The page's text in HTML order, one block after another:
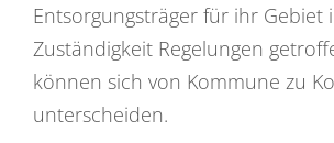
Entsorgungsträger für ihr Gebiet
Zuständigkeit Regelungen
können sich von Kommune zu
unterscheiden.